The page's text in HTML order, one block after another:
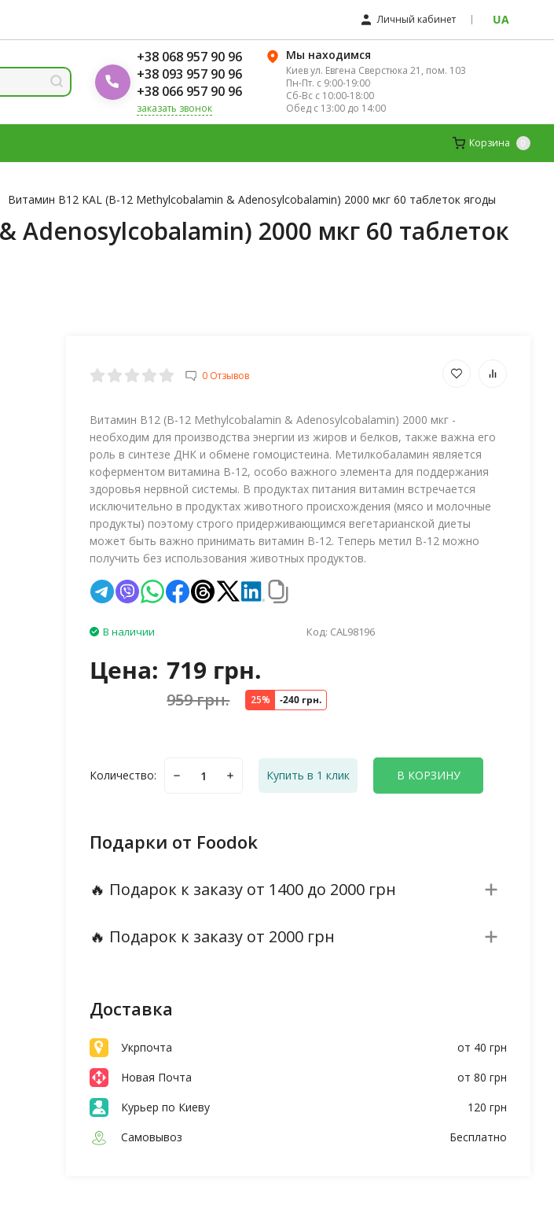
Личный кабинет UA
+38 068 957 90 96
+38 093 957 90 96
+38 066 957 90 96
заказать звонок
Мы находимся
Киев ул. Евгена Сверстюка 21, пом. 103
Пн-Пт. с 9:00-19:00
Сб-Вс с 10:00-18:00
Обед с 13:00 до 14:00
Корзина 0
Витамин B12 KAL (B-12 Methylcobalamin & Adenosylcobalamin) 2000 мкг 60 таблеток ягоды
Adenosylcobalamin) 2000 мкг 60 таблеток
0 Отзывов
Витамин B12 (B-12 Methylcobalamin & Adenosylcobalamin) 2000 мкг -
необходим для производства энергии из жиров и белков, также важна его
роль в синтезе ДНК и обмене гомоцистеина. Метилкобаламин является
коферментом витамина B-12, особо важного элемента для поддержания
здоровья нервной системы. В продуктах питания витамин встречается
исключительно в продуктах животного происхождения (мясо и молочные
продукты) поэтому строго придерживающимся вегетарианской диеты
может быть важно принимать витамин B-12. Теперь метил B-12 можно
получить без использования животных продуктов.
В наличии Код: CAL98196
Цена: 719 грн.
959 грн. 25% -240 грн.
Количество: Купить в 1 клик В КОРЗИНУ
Подарки от Foodok
🔥 Подарок к заказу от 1400 до 2000 грн
🔥 Подарок к заказу от 2000 грн
Доставка
Укрпочта
от 40 грн
Новая Почта
от 80 грн
Курьер по Киеву
120 грн
Самовывоз
Бесплатно